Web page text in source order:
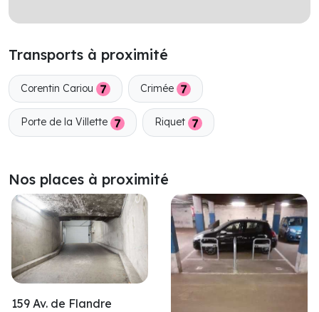
Transports à proximité
Corentin Cariou Crimée
Porte de la Villette Riquet
Nos places à proximité
159 Av. de Flandre